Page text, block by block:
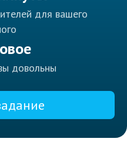
для вашего
довольны